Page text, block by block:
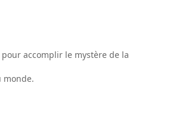
accomplir le mystère de la
monde.